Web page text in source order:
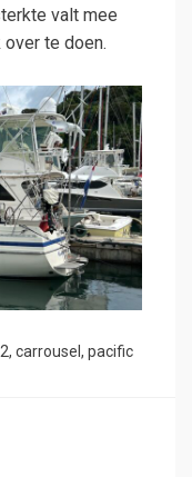
valt mee
te doen.
, carrousel , pacific